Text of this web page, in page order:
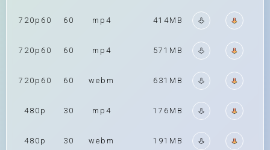
720p60 60 mp4 414MB
720p60 60 mp4 571MB
720p60 60 webm 631MB
480p 30 mp4 176MB
480p 30 webm 191MB